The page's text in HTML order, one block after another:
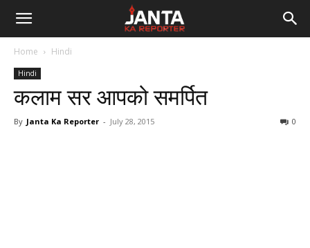
Janta
Reporter
Home Hindi
Hindi
कलाम सर आपको समर्पित
By Janta Ka Reporter - July 28, 2015 0